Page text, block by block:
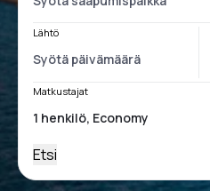
Lähtö
Matkustajat
Etsi